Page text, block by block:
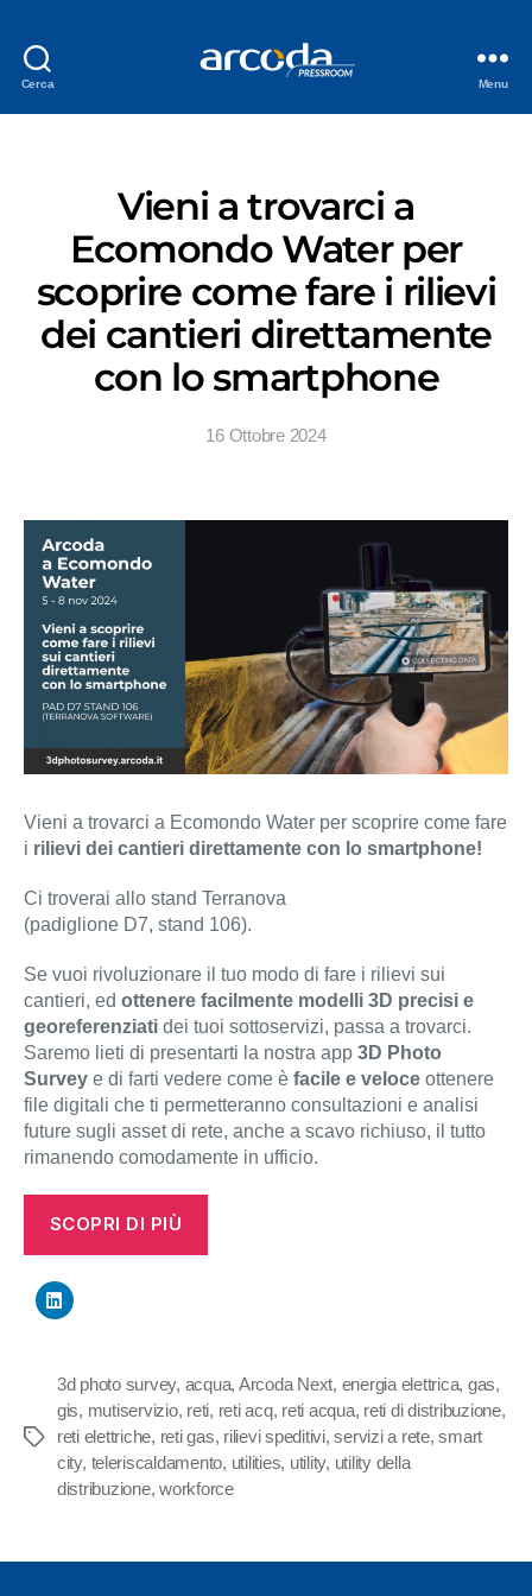
Cerca Menu
Vieni a trovarci a
Ecomondo Water per
scoprire come fare i rilievi
dei cantieri direttamente
con lo smartphone
16 Ottobre 2024
Vieni a trovarci a Ecomondo Water per scoprire come fare
i rilievi dei cantieri direttamente con lo smartphone!
Ci troverai allo stand Terranova
(padiglione D7, stand 106).
Se vuoi rivoluzionare il tuo modo di fare i rilievi sui
cantieri, ed ottenere facilmente modelli 3D precisi e
georeferenziati dei tuoi sottoservizi, passa a trovarci.
Saremo lieti di presentarti la nostra app 3D Photo
Survey e di farti vedere come è facile e veloce ottenere
file digitali che ti permetteranno consultazioni e analisi
future sugli asset di rete, anche a scavo richiuso, il tutto
rimanendo comodamente in ufficio.
SCOPRI DI PIÙ
Tag
3d photo survey, acqua, Arcoda Next, energia elettrica, gas,
gis, mutiservizio, reti, reti acq, reti acqua, reti di distribuzione,
reti elettriche, reti gas, rilievi speditivi,servizi a rete,smart
city, teleriscaldamento, utilities, utility, utility della
distribuzione,workforce